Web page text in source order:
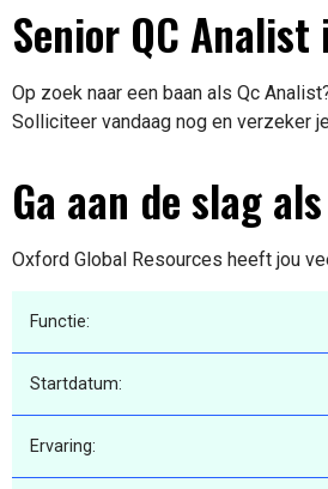
Senior QC
Op zoek naar een baan als Qc
Solliciteer vandaag nog en verzeker
Ga aan de slag
Oxford Global Resources heeft jou
Functie:
Startdatum:
Ervaring: